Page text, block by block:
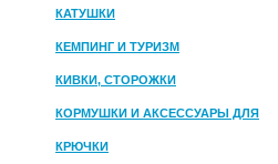
КАТУШКИ
КЕМПИНГ И ТУРИЗМ
КИВКИ, СТОРОЖКИ
КОРМУШКИ И АКСЕССУАРЫ ДЛЯ
ПРИКОРМКИ
КРЮЧКИ